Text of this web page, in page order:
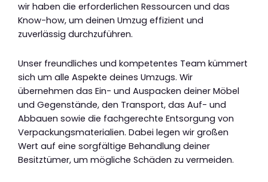
wir haben die erforderlichen Ressourcen und das
Know-how, um deinen Umzug effizient und
zuverlässig durchzuführen.
Unser freundliches und kompetentes Team kümmert
sich um alle Aspekte deines Umzugs. Wir
übernehmen das Ein- und Auspacken deiner Möbel
und Gegenstände, den Transport, das Auf- und
Abbauen sowie die fachgerechte Entsorgung von
Verpackungsmaterialien. Dabei legen wir großen
Wert auf eine sorgfältige Behandlung deiner
Besitztümer, um mögliche Schäden zu vermeiden.